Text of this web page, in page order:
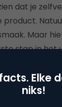
dat je
product.
Maar
stap in het
gebied van
óók een
Elke
niks!